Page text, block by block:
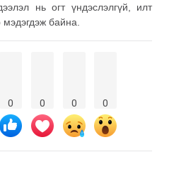
нь огт үндэслэлгүй, илт
байна.
0 0 0 0